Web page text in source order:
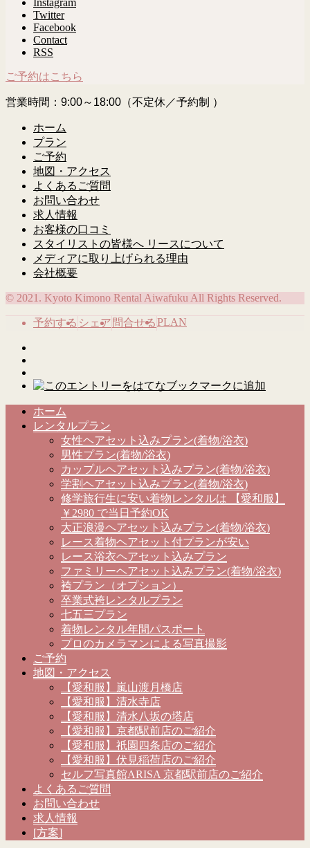
Instagram
Twitter
Facebook
Contact
RSS
ご予約はこちら
営業時間：9:00～18:00（不定休／予約制 ）
ホーム
プラン
ご予約
地図・アクセス
よくあるご質問
お問い合わせ
求人情報
お客様の口コミ
スタイリストの皆様へ リースについて
メディアに取り上げられる理由
会社概要
© 2021. Kyoto Kimono Rental Aiwafuku All Rights Reserved.
予約する シェア 問合せるPLAN
ホーム
レンタルプラン
女性ヘアセット込みプラン(着物/浴衣)
男性プラン(着物/浴衣)
カップルヘアセット込みプラン(着物/浴衣)
学割ヘアセット込みプラン(着物/浴衣)
修学旅行生に安い着物レンタルは 【愛和服】
￥2980 で当日予約OK
大正浪漫ヘアセット込みプラン(着物/浴衣)
レース着物ヘアセット付プランが安い
レース浴衣ヘアセット込みプラン
ファミリーヘアセット込みプラン(着物/浴衣)
袴プラン（オプション）
卒業式袴レンタルプラン
七五三プラン
着物レンタル年間パスポート
プロのカメラマンによる写真撮影
ご予約
地図・アクセス
【愛和服】嵐山渡月橋店
【愛和服】清水寺店
【愛和服】清水八坂の塔店
【愛和服】京都駅前店のご紹介
【愛和服】祇園四条店のご紹介
【愛和服】伏見稲荷店のご紹介
セルフ写真館ARISA 京都駅前店のご紹介
よくあるご質問
お問い合わせ
求人情報
[方案]